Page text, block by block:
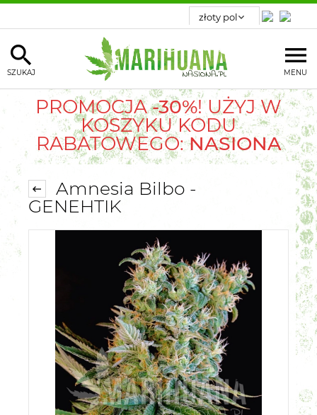
MENU
SZUKAJ
PROMOCJA-30%! UŻYJ W
KOSZYKU KODU
RABATOWEGO:NASIONA
Amnesia Bilbo -
GENEHTIK